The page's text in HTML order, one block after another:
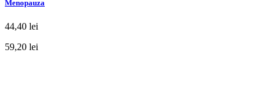
Menopauza
44,40 lei
59,20 lei